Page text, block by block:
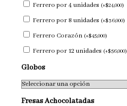
Ferrero por 4 unidades (+$24,000)
Ferrero por 8 unidades (+$36,000)
Ferrero Corazón (+$45,000)
Ferrero por 12 unidades (+$56,000)
Globos
Fresas Achocolatadas